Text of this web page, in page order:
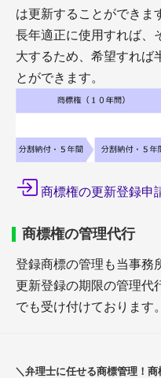
は更新することができま
長年適正に使用すれば、
大するため、希望すれば
とができます。
商標権の更新登録申
商標権の管理代行
登録商標の管理も当事務
更新登録の期限の管理代
でも受け付けております。
＼弁理士に任せる商標管理！